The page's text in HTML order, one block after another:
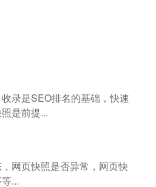
录是SEO排名的基础，快速
是前提...
网页快照是否异常，网页快
...